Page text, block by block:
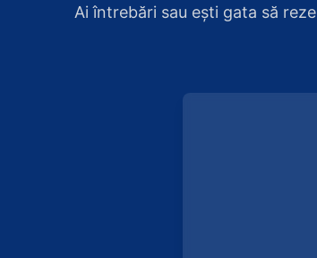
Ai întrebări sau ești gata să